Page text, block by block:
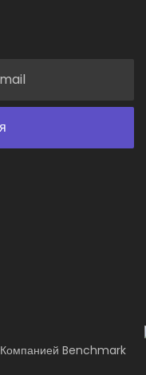
Компанией Benchmark